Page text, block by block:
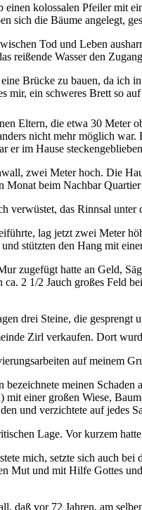
einen kolossalen Pfeiler mit
sich die Bäume angelegt,
Tod und Leben
reißende Wasser den
Brücke zu bauen, da ich
mir, ein schweres Brett so
Eltern, die etwa 30 Meter
nicht mehr möglich
er im Hause
zwei Meter hoch. Die
Monat beim Nachbar
verwüstet, das Rinnsal
lag jetzt zwei Meter
stützten den Hang mit
zugefügt hatte an Geld,
2 1/2 Jauch großes Feld
drei Steine, die gesprengt
Zirl verkaufen. Dort
auf meinem
bezeichnete meinen
mit einer großen Wiese,
und verzichtete auf jedes
Lage. Vor kurzem
mich, setzte sich auch
Mut und mit Hilfe Gottes
daß vor 72 Jahren, am